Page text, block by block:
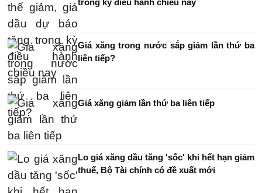
trong kỳ điều hành chiều nay
Giá xăng trong nước sắp giảm lần thứ ba
liên tiếp?
Giá xăng giảm lần thứ ba liên tiếp
Lo giá xăng dầu tăng 'sốc' khi hết hạn giảm
thuế, Bộ Tài chính có đề xuất mới